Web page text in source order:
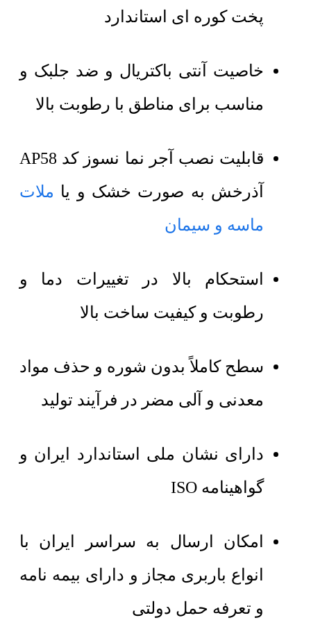
پخت کوره ای استاندارد
خاصیت آنتی باکتریال و ضد جلبک و
مناسب برای مناطق با رطوبت بالا
قابلیت نصب آجر نما نسوز کد AP58
آذرخش به صورت خشک و یا ملات
ماسه و سیمان
استحکام بالا در تغییرات دما و
رطوبت و کیفیت ساخت بالا
سطح کاملاً بدون شوره و حذف مواد
معدنی و آلی مضر در فرآیند تولید
دارای نشان ملی استاندارد ایران و
گواهینامه ISO
امکان ارسال به سراسر ایران با
انواع باربری مجاز و دارای بیمه نامه
و تعرفه حمل دولتی